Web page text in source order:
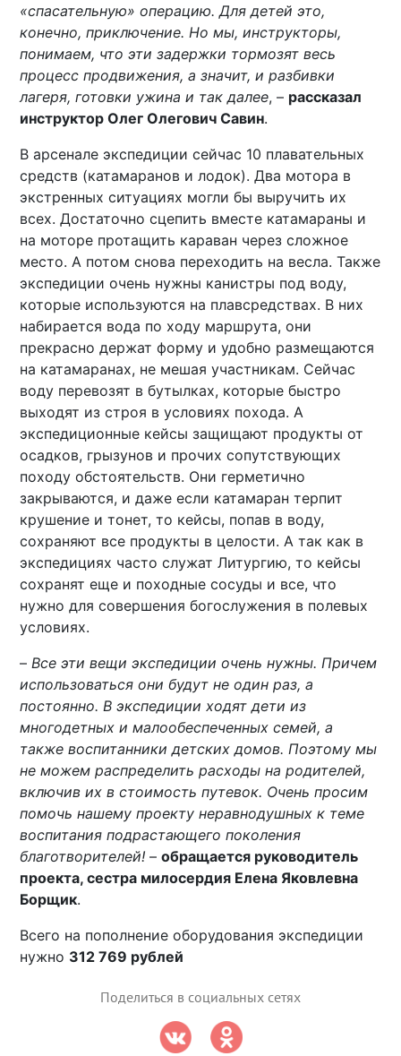
«спасательную» операцию. Для детей это,
конечно, приключение. Но мы, инструкторы,
понимаем, что эти задержки тормозят весь
процесс продвижения, а значит, и разбивки
лагеря, готовки ужина и так далее, – рассказал
инструктор Олег Олегович Савин.
В арсенале экспедиции сейчас 10 плавательных
средств (катамаранов и лодок). Два мотора в
экстренных ситуациях могли бы выручить их
всех. Достаточно сцепить вместе катамараны и
на моторе протащить караван через сложное
место. А потом снова переходить на весла. Также
экспедиции очень нужны канистры под воду,
которые используются на плавсредствах. В них
набирается вода по ходу маршрута, они
прекрасно держат форму и удобно размещаются
на катамаранах, не мешая участникам. Сейчас
воду перевозят в бутылках, которые быстро
выходят из строя в условиях похода. А
экспедиционные кейсы защищают продукты от
осадков, грызунов и прочих сопутствующих
походу обстоятельств. Они герметично
закрываются, и даже если катамаран терпит
крушение и тонет, то кейсы, попав в воду,
сохраняют все продукты в целости. А так как в
экспедициях часто служат Литургию, то кейсы
сохранят еще и походные сосуды и все, что
нужно для совершения богослужения в полевых
условиях.
–Все эти вещи экспедиции очень нужны. Причем
использоваться они будут не один раз, а
постоянно. В экспедиции ходят дети из
многодетных и малообеспеченных семей, а
также воспитанники детских домов. Поэтому мы
не можем распределить расходы на родителей,
включив их в стоимость путевок. Очень просим
помочь нашему проекту неравнодушных к теме
воспитания подрастающего поколения
благотворителей! –обращается руководитель
проекта, сестра милосердия Елена Яковлевна
Борщик.
Всего на пополнение оборудования экспедиции
нужно 312 769 рублей
Поделиться в социальных сетях